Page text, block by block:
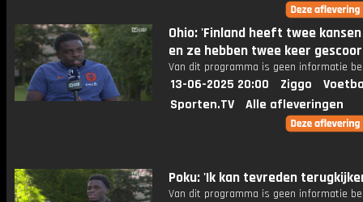
Ohio: 'Finland heeft twee
en ze hebben twee keer
Van dit programma is geen informatie
13-06-2025 20:00 Ziggo
Sporten.TV
Alle afleveringen
Poku: 'Ik kan tevreden
Van dit programma is geen informatie